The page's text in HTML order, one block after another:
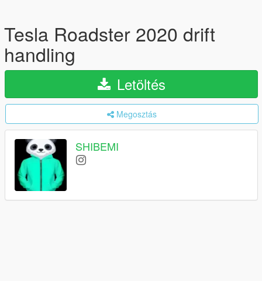
Tesla Roadster 2020 drift
handling
Letöltés
Megosztás
SHIBEMI